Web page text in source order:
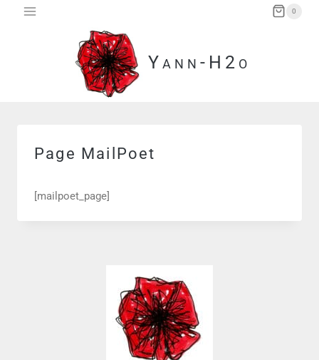
0
Yann-H2o
Page MailPoet
[mailpoet_page]